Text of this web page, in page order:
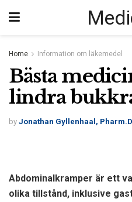
Home Information om läkemedel
Bästa
lindra
by Jonathan Gyllenhaal, Pharm.D
Abdominalkramper är ett
olika tillstånd, inklusive